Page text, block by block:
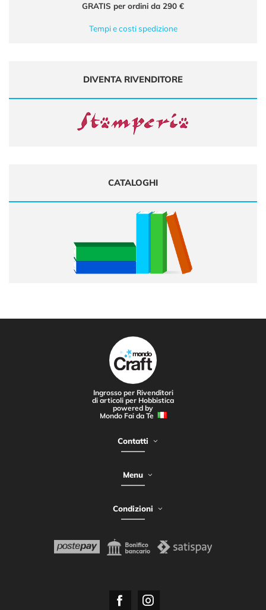
GRATIS per ordini da 290 €
Tempi e costi spedizione
DIVENTA RIVENDITORE
CATALOGHI
Ingrosso per Rivenditori
di articoli per Hobbistica
powered by
Mondo Fai da Te
Contatti
Menu
Condizioni